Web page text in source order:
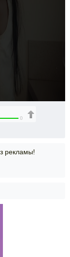
0
рекламы!